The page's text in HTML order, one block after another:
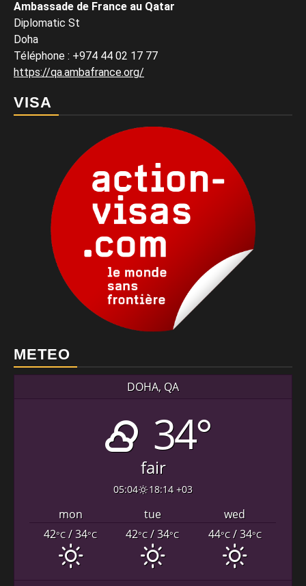
Ambassade de France au Qatar
Diplomatic St
Doha
Téléphone : +974 44 02 17 77
https://qa.ambafrance.org/
VISA
METEO
DOHA, QA
34°
fair
05:04 18:14 +03
mon tue
wed
42°C/ 34°C 42°C/ 34°C 44°C/ 34°C